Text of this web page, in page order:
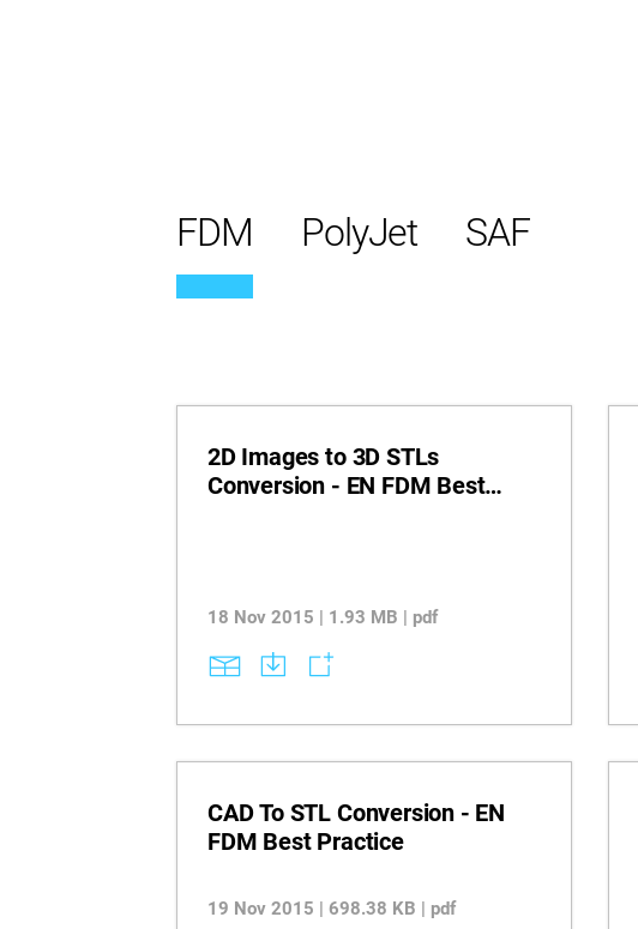
FDM PolyJet SAF
2D Images to 3D STLs
Conversion - EN FDM Best
18 Nov 2015 | 1.93 MB | pdf
CAD To STL Conversion - EN
FDM Best Practice
19 Nov 2015 | 698.38 KB | pdf